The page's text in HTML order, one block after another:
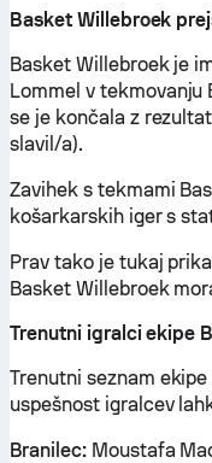
Basket Willebroek
Basket Willebroek je
Lommel v tekmovanju
se je končala z
slavil/a).
Zavihek s tekmami
košarkarskih iger s
Prav tako je tukaj
Basket Willebroek
Trenutni igralci ekipe
Trenutni seznam
uspešnost igralcev
Branilec:Moustafa